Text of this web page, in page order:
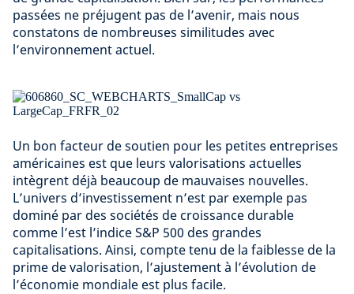
passées ne préjugent pas de l’avenir, mais nous
constatons de nombreuses similitudes avec
l’environnement actuel.
Un bon facteur de soutien pour les petites entreprises
américaines est que leurs valorisations actuelles
intègrent déjà beaucoup de mauvaises nouvelles.
L’univers d’investissement n’est par exemple pas
dominé par des sociétés de croissance durable
comme l’est l’indice S&P 500 des grandes
capitalisations. Ainsi, compte tenu de la faiblesse de la
prime de valorisation, l’ajustement à l’évolution de
l’économie mondiale est plus facile.